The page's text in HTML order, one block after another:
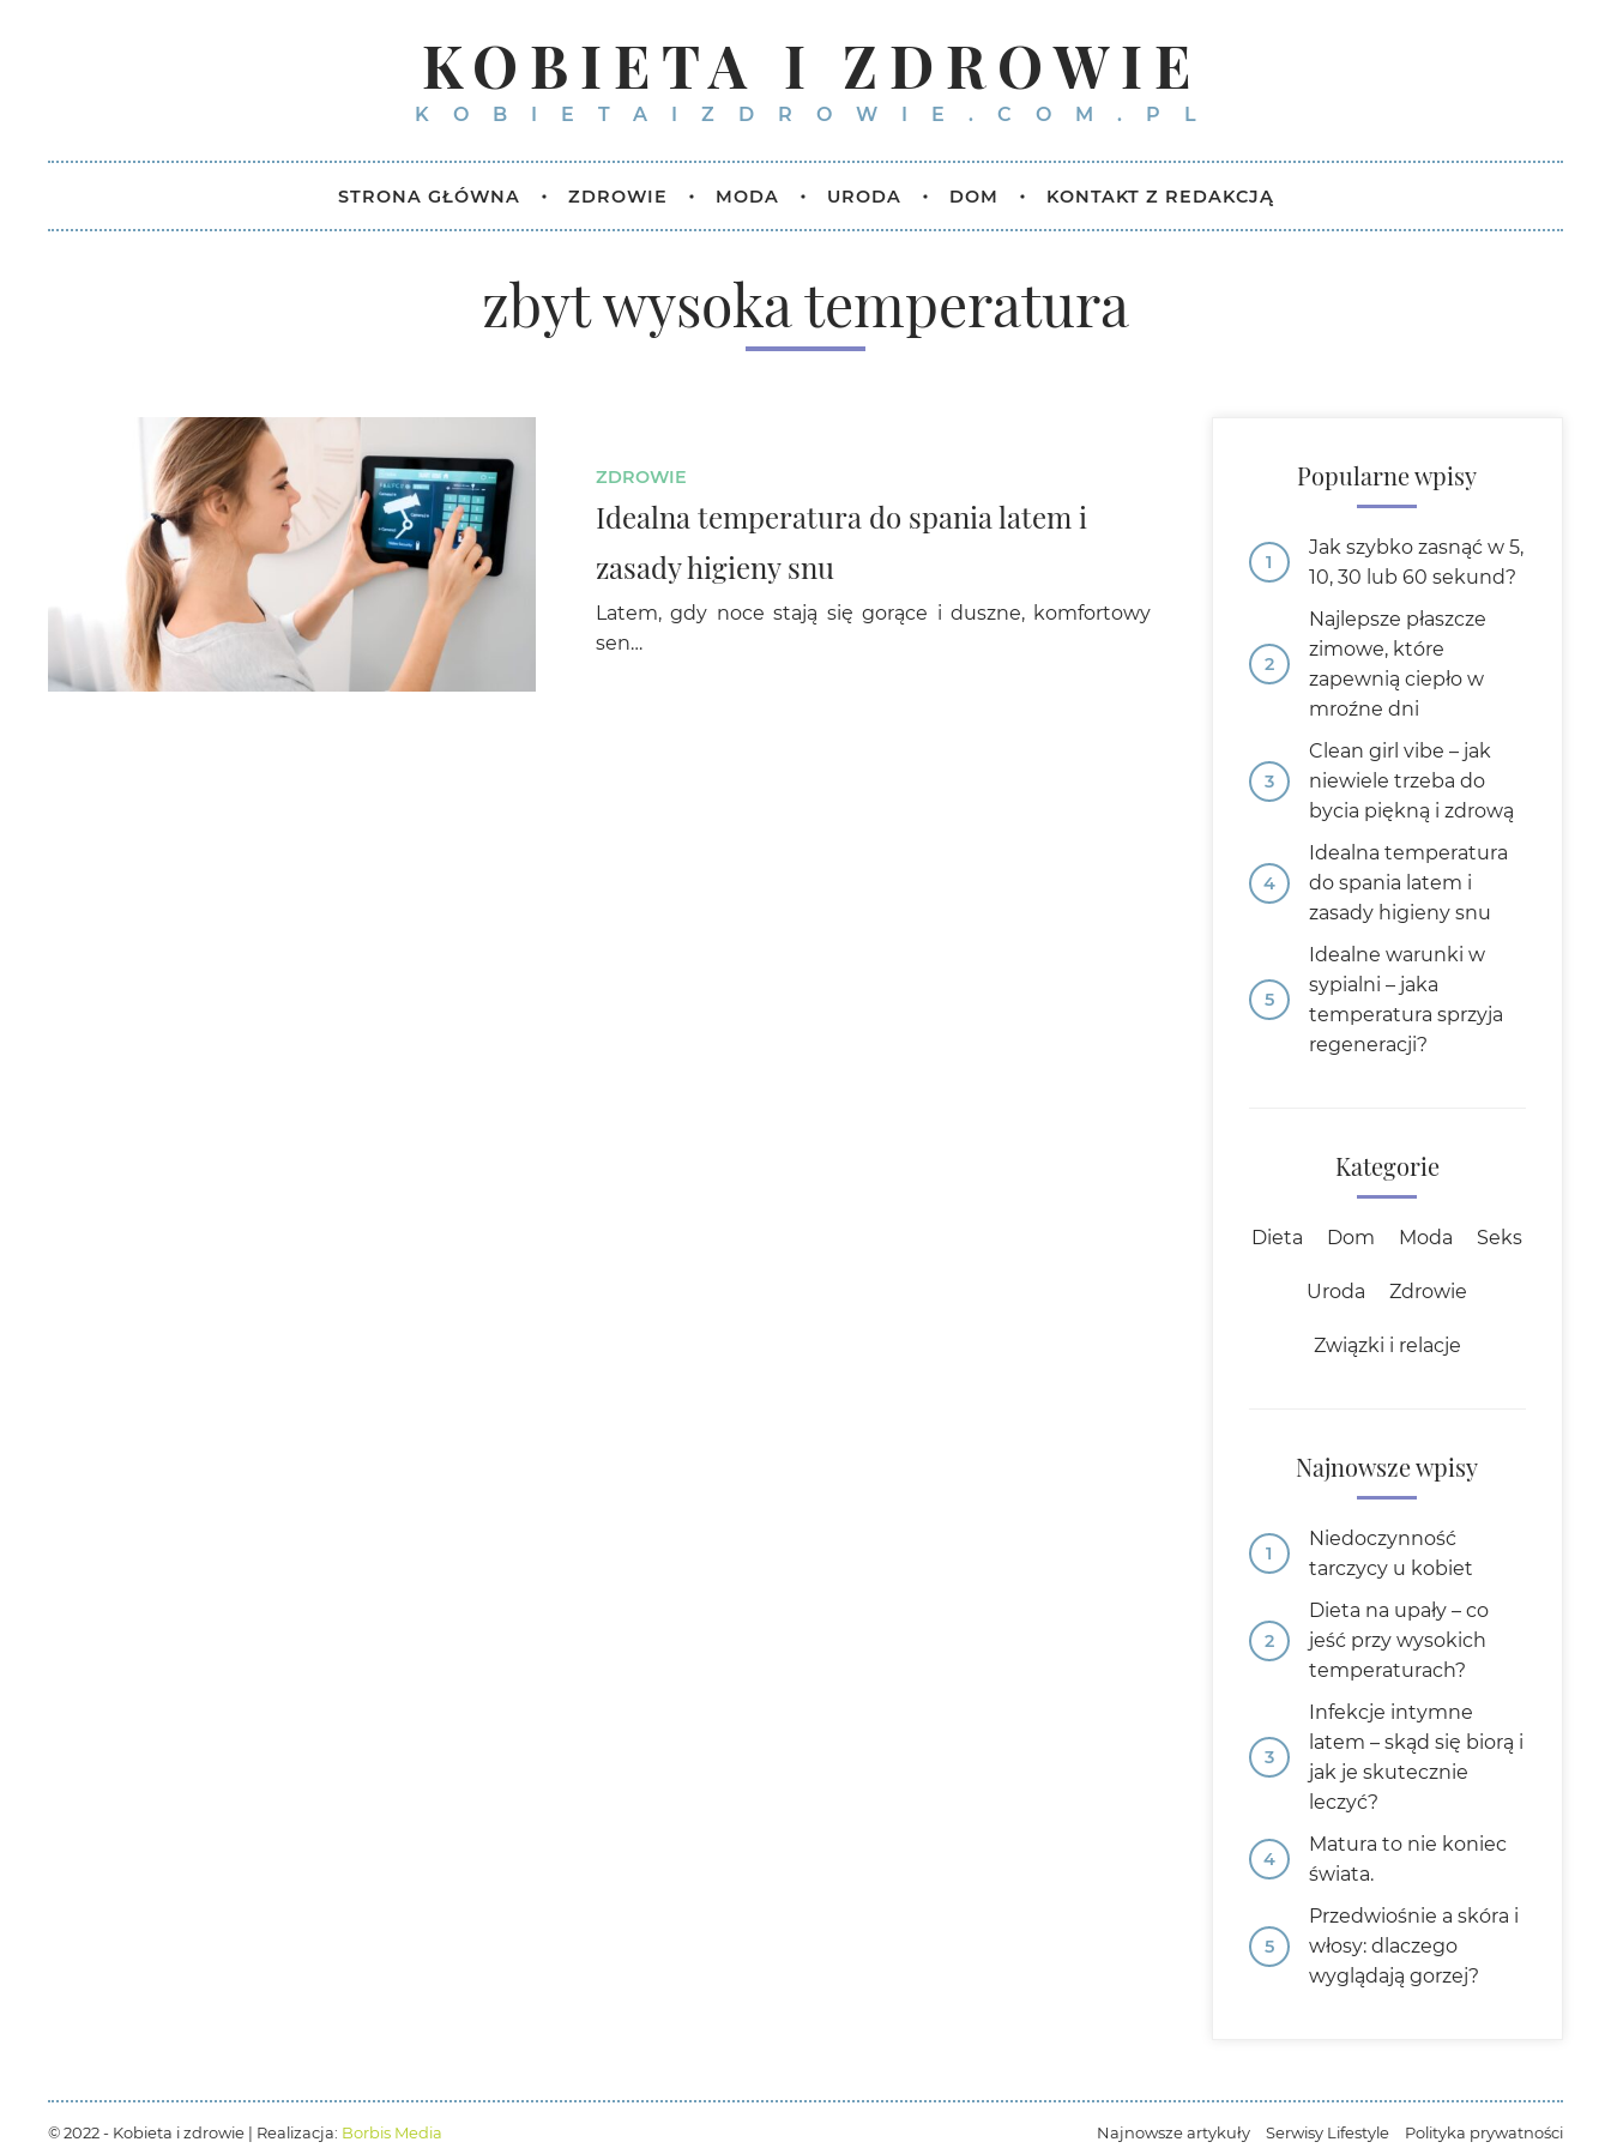
KOBIETA I ZDROWIE
KOBIETAIZDROWIE.COM.PL
STRONA GŁÓWNA ZDROWIE MODA URODA DOM KONTAKT Z REDAKCJĄ
zbyt wysoka temperatura
ZDROWIE
Idealna temperatura do spania latem i
zasady higieny snu
Latem, gdy noce stają się gorące i duszne, komfortowy
sen…
Popularne wpisy
Jak szybko zasnąć w 5,
10, 30 lub 60 sekund?
Najlepsze płaszcze
zimowe, które
zapewnią ciepło w
mroźne dni
Clean girl vibe – jak
niewiele trzeba do
bycia piękną i zdrową
Idealna temperatura
do spania latem i
zasady higieny snu
Idealne warunki w
sypialni – jaka
temperatura sprzyja
regeneracji?
Kategorie
Dieta Dom Moda Seks
Uroda Zdrowie
Związki i relacje
Najnowsze wpisy
Niedoczynność
tarczycy u kobiet
Dieta na upały – co
jeść przy wysokich
temperaturach?
Infekcje intymne
latem – skąd się biorą i
jak je skutecznie
leczyć?
Matura to nie koniec
świata.
Przedwiośnie a skóra i
włosy: dlaczego
wyglądają gorzej?
© 2022 - Kobieta i zdrowie | Realizacja: Borbis Media Najnowsze artykuły Serwisy Lifestyle Polityka prywatności